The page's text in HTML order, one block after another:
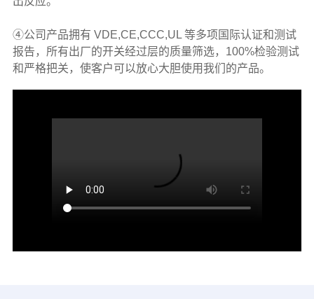
④公司产品拥有 VDE,CE,CCC,UL 等多项国际认证和测试
报告，所有出厂的开关经过层的质量筛选，100%检验测试
和严格把关，使客户可以放心大胆使用我们的产品。